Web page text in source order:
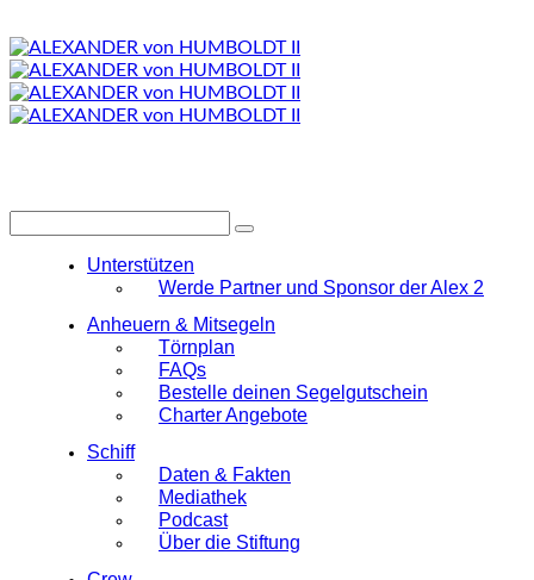
Unterstützen
Werde Partner und Sponsor der Alex 2
Anheuern & Mitsegeln
Törnplan
FAQs
Bestelle deinen Segelgutschein
Charter Angebote
Schiff
Daten & Fakten
Mediathek
Podcast
Über die Stiftung